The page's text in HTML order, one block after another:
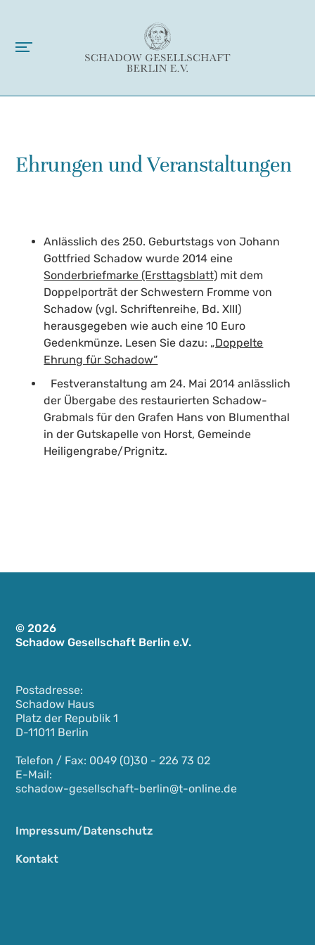
Ehrungen und Veranstaltungen
Anlässlich des 250. Geburtstags von Johann
Gottfried Schadow wurde 2014 eine
Sonderbriefmarke (Ersttagsblatt) mit dem
Doppelporträt der Schwestern Fromme von
Schadow (vgl. Schriftenreihe, Bd. XIII)
herausgegeben wie auch eine 10 Euro
Gedenkmünze. Lesen Sie dazu: „Doppelte
Ehrung für Schadow“
Festveranstaltung am 24. Mai 2014 anlässlich
der Übergabe des restaurierten Schadow-
Grabmals für den Grafen Hans von Blumenthal
in der Gutskapelle von Horst, Gemeinde
Heiligengrabe/Prignitz.
© 2026
Schadow Gesellschaft Berlin e.V.
Postadresse:
Schadow Haus
Platz der Republik 1
D-11011 Berlin
Telefon / Fax: 0049 (0)30 - 226 73 02
E-Mail:
schadow-gesellschaft-berlin@t-online.de
Impressum/Datenschutz
Kontakt